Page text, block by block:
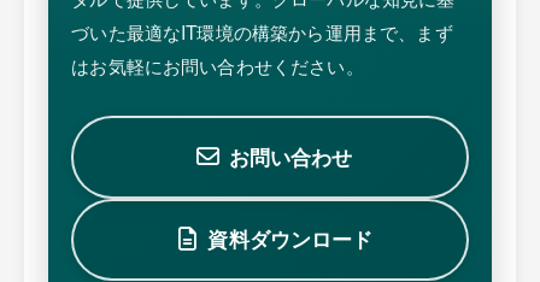
づいた最適なIT環境の構築から運用まで、まず
はお気軽にお問い合わせください。
お問い合わせ
資料ダウンロード